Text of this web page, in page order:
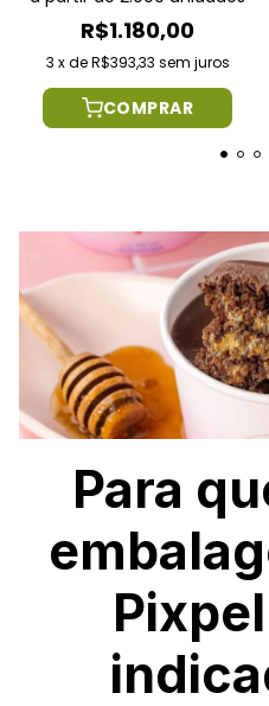
R$1.180,00
3 xdeR$393,33 sem juros
COMPRAR
Para